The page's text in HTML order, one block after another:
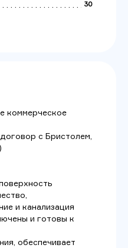
30
коммерческое
с Бристолем,
и канализация
и готовы к
обеспечивает